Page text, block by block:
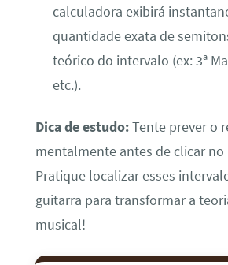
calculadora exibirá
quantidade exata de
teórico do intervalo (ex: 3ª
etc.).
Dica de estudo:Tente prever o
mentalmente antes de clicar no
Pratique localizar esses
guitarra para transformar a
musical!